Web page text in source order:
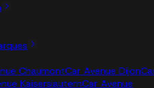
ChaumontCar Avenue Dijon
KaiserslauternCar Avenue